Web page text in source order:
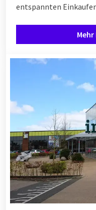
entspannten